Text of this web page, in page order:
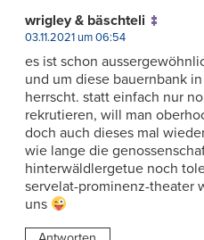
wrigley & bäschteli
03.11.2021 um 06:54
es ist schon
und um diese bauernbank
herrscht. statt einfach nur
rekrutieren, will man
doch auch dieses mal
wie lange die
hinterwäldlergetue noch
servelat-prominenz-theater
uns